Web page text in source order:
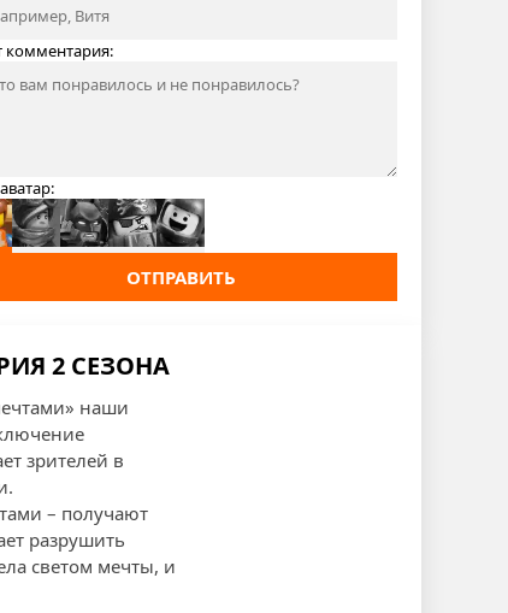
комментария:
ОТПРАВИТЬ
2 СЕЗОНА
наши
зрителей в
– получают
разрушить
светом мечты, и